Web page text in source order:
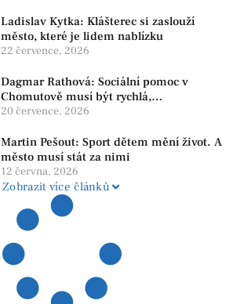
Ladislav Kytka: Klášterec si zaslouží
město, které je lidem nablízku
22 července, 2026
Dagmar Rathová: Sociální pomoc v
Chomutově musí být rychlá,
srozumitelná a férová. Ne udržovat lidi v
20 července, 2026
Martin Pešout: Sport dětem mění život. A
město musí stát za nimi
12 června, 2026
Zobrazit více článků